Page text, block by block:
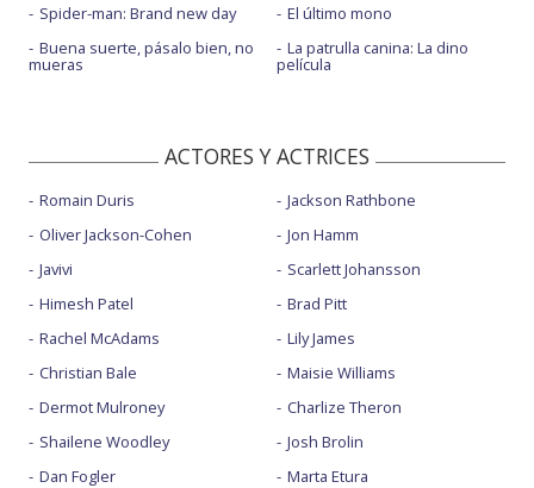
Spider-man: Brand new day
Buena suerte, pásalo bien, no
mueras
El último mono
La patrulla canina: La dino
película
ACTORES Y ACTRICES
Romain Duris
Oliver Jackson-Cohen
Javivi
Himesh Patel
Rachel McAdams
Christian Bale
Dermot Mulroney
Shailene Woodley
Dan Fogler
Jackson Rathbone
Jon Hamm
Scarlett Johansson
Brad Pitt
Lily James
Maisie Williams
Charlize Theron
Josh Brolin
Marta Etura